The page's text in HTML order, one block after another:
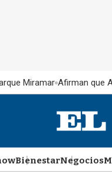
Miramar Afirman que
BienestarNegocios